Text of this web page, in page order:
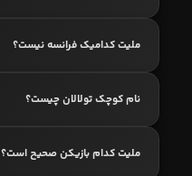
ملیت کدامیک فرانسه نیست؟
نام کوچک تولالان چیست؟
ملیت کدام بازیکن صحیح است؟